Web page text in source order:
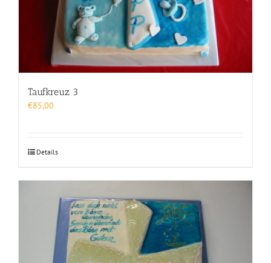
Taufkreuz 3
€85,00
Details